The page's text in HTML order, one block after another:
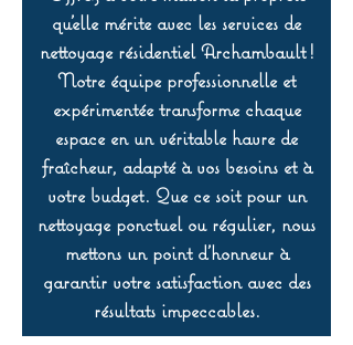
qu’elle mérite avec les services de
nettoyage résidentiel Archambault !
Notre équipe professionnelle et
expérimentée transforme chaque
espace en un véritable havre de
fraîcheur, adapté à vos besoins et à
votre budget. Que ce soit pour un
nettoyage ponctuel ou régulier, nous
mettons un point d’honneur à
garantir votre satisfaction avec des
résultats impeccables.